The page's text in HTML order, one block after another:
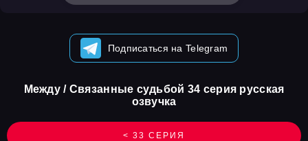
Подписаться на Telegram
< 33 СЕРИЯ
Между / Связанные судьбой 34 серия русская
озвучка